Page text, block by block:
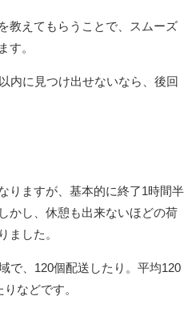
教えてもらうことで、スムーズ
す。
内に見つけ出せないなら、後回
りますが、基本的に終了1時間半
かし、休憩も出来ないほどの荷
ました。
で、120個配送したり。平均120
などです。